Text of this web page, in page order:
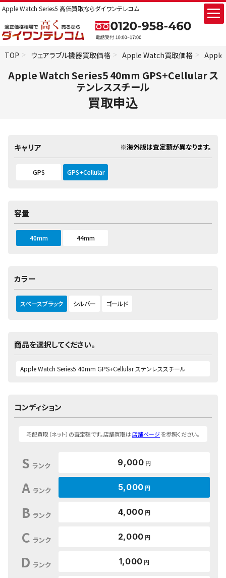
Apple Watch Series5 高価買取ならダイワンテレコム
TOP ウェアラブル機器買取価格 Apple Watch買取価格 Apple
Apple Watch Series5 40mm GPS+Cellular ス
テンレススチール
買取申込
キャリア ※海外版は査定額が異なります。
GPS GPS+Cellular
容量
40mm 44mm
カラー
スペースブラック シルバー ゴールド
商品を選択してください。
コンディション
宅配買取（ネット）の査定額です。店舗買取は店舗ページを参照ください。
S ランク 9,000 円
A ランク 5,000 円
B ランク 4,000 円
C ランク 2,000 円
D ランク 1,000 円